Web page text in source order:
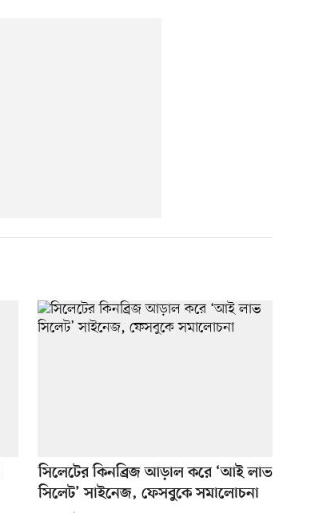
সিলেটের কিনব্রিজ আড়াল করে ‘আই লাভ
সিলেট’ সাইনেজ, ফেসবুকে সমালোচনা